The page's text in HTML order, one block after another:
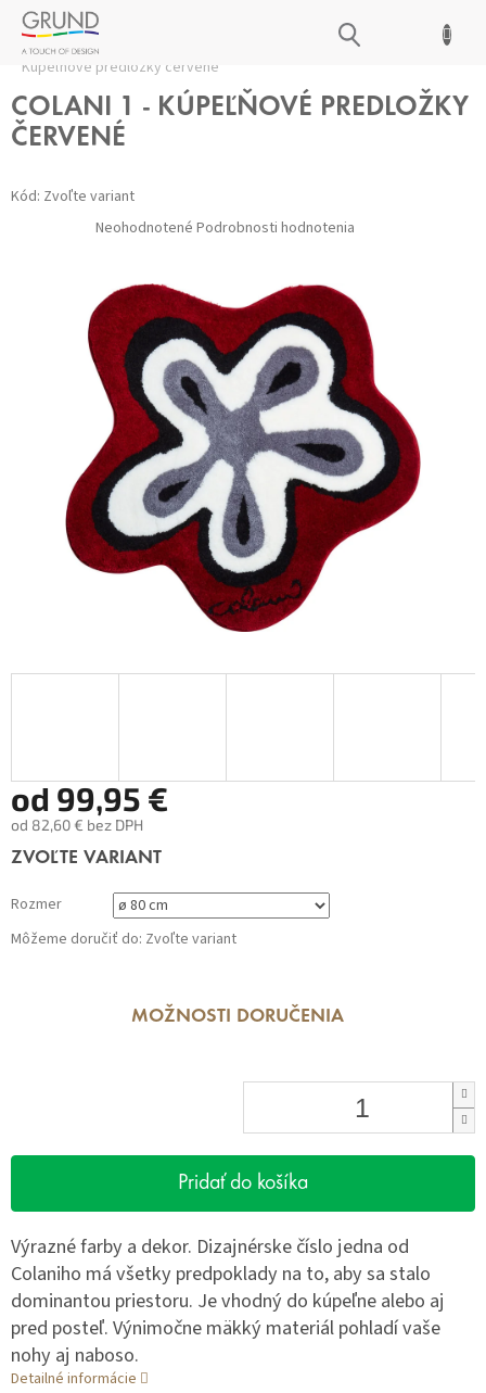
Prejsť
obsah
NÁKUPNÝ
Domov
/ Kúpeľňové predložky Všetky predložky
Colani 1 -
Kúpeľňové predložky červené
COLANI 1 - KÚPEĽŇOVÉ PREDLOŽKY
ČERVENÉ
Kód: Zvoľte variant
Priemerné
hodnotenie
hviezdičiek.
Neohodnotené Podrobnosti hodnotenia
od 99,95 €
od 82,60 € bez DPH
Jednotková
ZVOĽTE VARIANT
Rozmer
Môžeme doručiť do: Zvoľte variant
MOŽNOSTI DORUČENIA
Pridať do košíka
Výrazné farby a dekor. Dizajnérske číslo jedna od
Colaniho má všetky predpoklady na to, aby sa stalo
dominantou priestoru. Je vhodný do kúpeľne alebo aj
pred posteľ. Výnimočne mäkký materiál pohladí vaše
nohy aj naboso.
Detailné informácie